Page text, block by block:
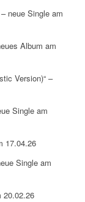
neue Single am
Album am
Version)“ –
Single am
17.04.26
Single am
20.02.26